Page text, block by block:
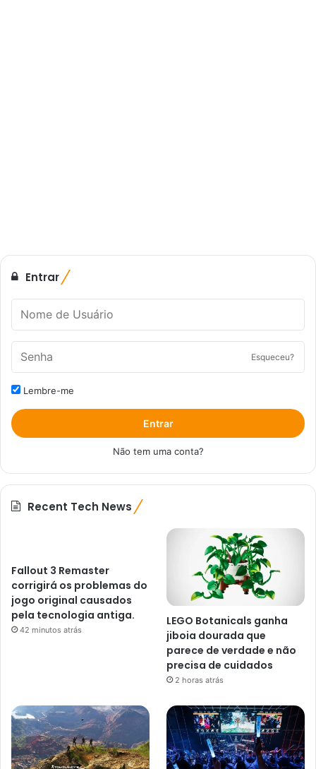
Entrar
Esqueceu?
Lembre-me
Entrar
Não tem uma conta?
Recent Tech News
Fallout 3 Remaster
corrigirá os problemas do
jogo original causados ​​
pela tecnologia antiga.
42 minutos atrás
LEGO Botanicals ganha
jiboia dourada que
parece de verdade e não
precisa de cuidados
2 horas atrás